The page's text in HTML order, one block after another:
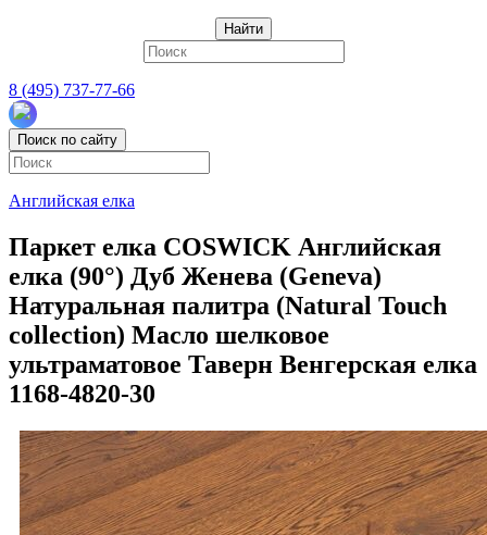
Найти
8 (495) 737-77-66
Поиск по сайту
Английская елка
Паркет елка COSWICK Английская
елка (90°) Дуб Женева (Geneva)
Натуральная палитра (Natural Touch
collection) Масло шелковое
ультраматовое Таверн Венгерская елка
1168-4820-30